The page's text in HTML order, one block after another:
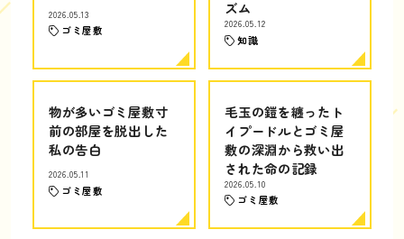
2026.05.13
ゴミ屋敷
ズム
2026.05.12
知識
物が多いゴミ屋敷寸
前の部屋を脱出した
私の告白
2026.05.11
ゴミ屋敷
毛玉の鎧を纏ったト
イプードルとゴミ屋
敷の深淵から救い出
された命の記録
2026.05.10
ゴミ屋敷